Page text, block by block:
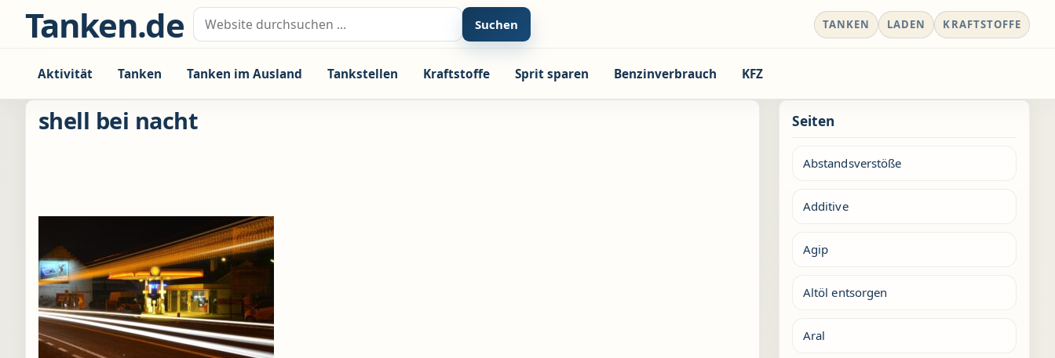
Zum Inhalt springen
Tanken.de Suche nach: Suchen TANKEN LADEN KRAFTSTOFFE
Aktivität Tanken Tanken im Ausland Tankstellen Kraftstoffe Sprit sparen Benzinverbrauch KFZ
shell bei nacht Seiten
Abstandsverstöße
Additive
Agip
Altöl entsorgen
Aral